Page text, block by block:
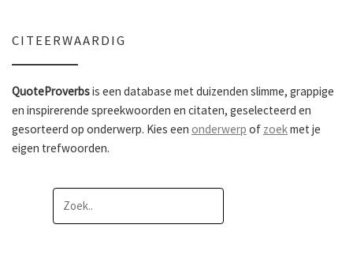
CITEERWAARDIG
QuoteProverbsis een database met duizenden slimme, grappige
en inspirerende spreekwoorden en citaten, geselecteerd en
gesorteerd op onderwerp. Kies een onderwerp of zoekmet je
eigen trefwoorden.